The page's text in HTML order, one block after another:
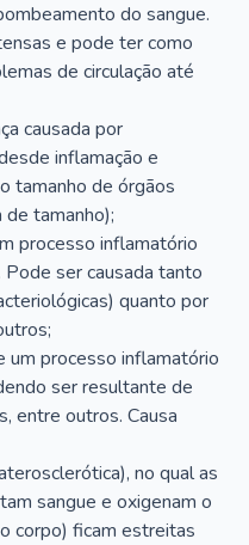
do sangue.
e pode ter como
de circulação até
causada por
inflamação e
tamanho de órgãos
tamanho);
processo inflamatório
Pode ser causada tanto
quanto por
um processo inflamatório
ser resultante de
entre outros. Causa
no qual as
sangue e oxigenam o
corpo) ficam estreitas